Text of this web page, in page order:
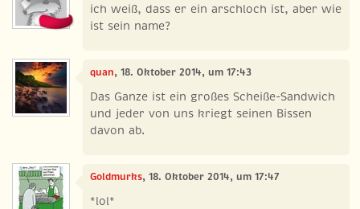
ich weiß, dass er ein arschloch ist, aber wie
ist sein name?
quan, 18. Oktober 2014, um 17:43
Das Ganze ist ein großes Scheiße-Sandwich
und jeder von uns kriegt seinen Bissen
davon ab.
Goldmurks, 18. Oktober 2014, um 17:47
*lol*